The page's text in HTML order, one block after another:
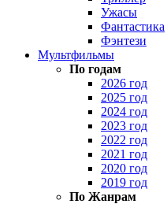
Ужасы
Фантастика
Фэнтези
Мультфильмы
По годам
2026 год
2025 год
2024 год
2023 год
2022 год
2021 год
2020 год
2019 год
По Жанрам